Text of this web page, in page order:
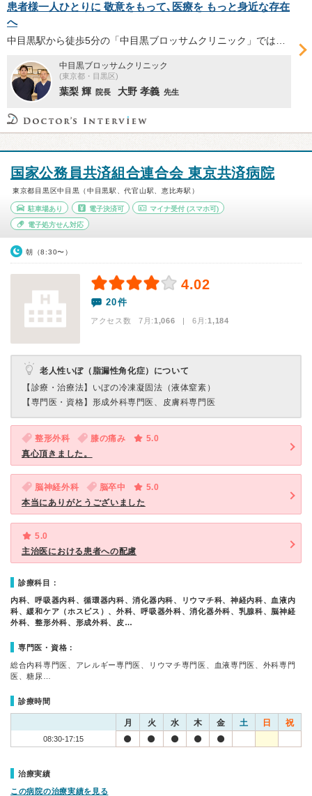
患者様一人ひとりに 敬意をもって､医療を もっと身近な存在
へ
中目黒ブロッサムクリニック
(東京都・目黒区)
葉梨 輝 院長 大野 孝義 先生
国家公務員共済組合連合会 東京共済病院
東京都目黒区中目黒（中目黒駅、代官山駅、恵比寿駅）
駐車場あり 電子決済可 マイナ受付 (スマホ可)
電子処方せん対応
朝（8:30〜）
4.02
20件
アクセス数 7月:1,066 | 6月:1,184
老人性いぼ（脂漏性角化症）について
【診療・治療法】 いぼの冷凍凝固法（液体窒素）
【専門医・資格】 形成外科専門医、皮膚科専門医
整形外科 膝の痛み
5.0
真心頂きました。
脳神経外科 脳卒中
5.0
本当にありがとうございました
5.0
主治医における患者への配慮
診療科目：
内科、呼吸器内科、循環器内科、消化器内科、リウマチ科、神経内科、血液内
科、緩和ケア（ホスピス）、外科、呼吸器外科、消化器外科、乳腺科、脳神経
外科、整形外科、形成外科、皮…
専門医・資格：
総合内科専門医、アレルギー専門医、リウマチ専門医、血液専門医、外科専門
医、糖尿…
診療時間
月 火 水 木 金 土 日 祝
08:30-17:15
治療実績
この病院の治療実績を見る